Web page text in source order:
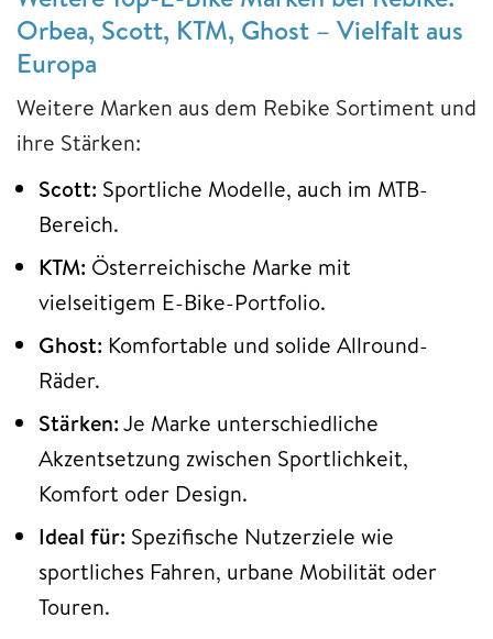
Orbea, Scott, KTM, Ghost – Vielfalt aus
Europa
Weitere Marken aus dem Rebike Sortiment und
ihre Stärken:
Scott: Sportliche Modelle, auch im MTB-
Bereich.
KTM: Österreichische Marke mit
vielseitigem E-Bike-Portfolio.
Ghost: Komfortable und solide Allround-
Räder.
Stärken:Je Marke unterschiedliche
Akzentsetzung zwischen Sportlichkeit,
Komfort oder Design.
Ideal für: Spezifische Nutzerziele wie
sportliches Fahren, urbane Mobilität oder
Touren.